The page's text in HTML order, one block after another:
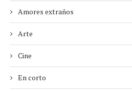
Amores extraños
Arte
Cine
En corto